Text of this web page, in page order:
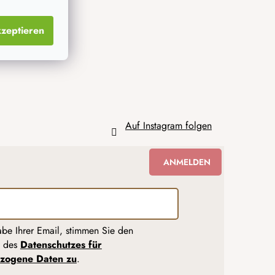
Auf Instagram folgen
Ihrer Email, stimmen Sie den
Datenschutzes für
Daten zu.
ANMELDEN